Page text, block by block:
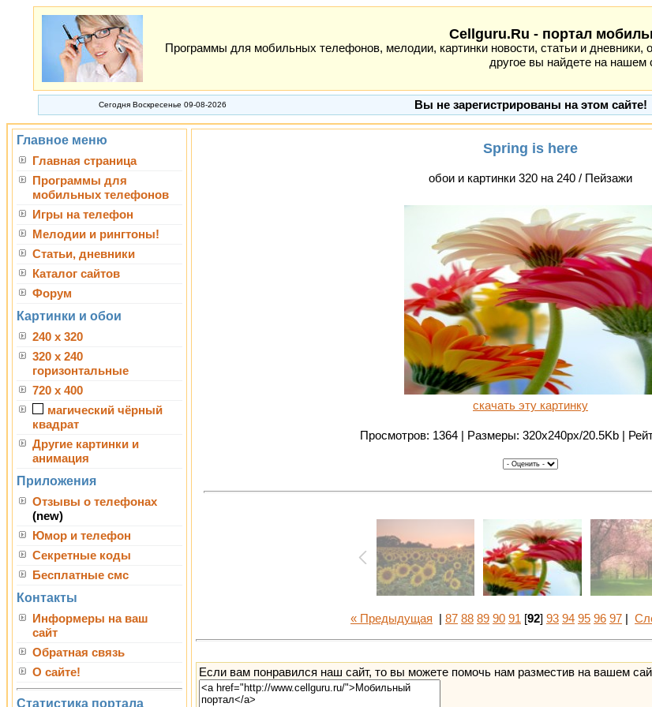
Cellguru.Ru - портал
Программы для мобильных телефонов, мелодии, картинки новости, статьи и
другое вы найдете на нашем
Сегодня Воскресенье 09-08-2026 Вы не зарегистрированы на этом сайте!
Главное меню
Главная страница
Программы для
мобильных телефонов
Игры на телефон
Мелодии и рингтоны!
Статьи, дневники
Каталог сайтов
Форум
Картинки и обои
240 x 320
320 x 240
горизонтальные
720 x 400
магический чёрный
квадрат
Другие картинки и
анимация
Приложения
Отзывы о телефонах
(new)
Юмор и телефон
Секретные коды
Бесплатные смс
Контакты
Информеры на ваш
сайт
Обратная связь
О сайте!
Статистика портала
Spring is here
обои и картинки 320 на 240 / Пейзажи
скачать эту картинку
Просмотров: 1364 | Размеры: 320x240px/20.5Kb |
« Предыдущая 87 88 89 90 91 [92] 93 94 95 96 97
Если вам понравился наш сайт, то вы можете помочь нам разместив на вашем